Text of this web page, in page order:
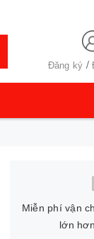
Đăng ký /
Miễn phí vận
lớn